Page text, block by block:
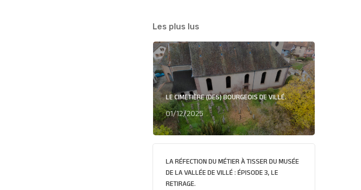
Les plus lus
LE CIMETIÈRE (DES) BOURGEOIS DE VILLÉ.
01/12/2025
LA RÉFECTION DU MÉTIER À TISSER DU MUSÉE
DE LA VALLÉE DE VILLÉ : ÉPISODE 3, LE
RETIRAGE.